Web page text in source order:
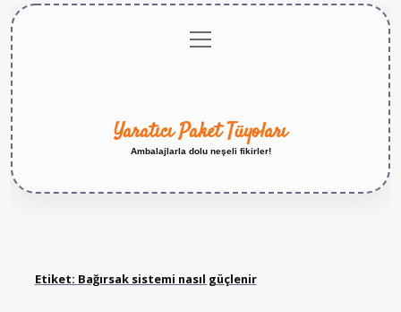
menüyü
aç
Yaratıcı Paket Tüyoları
Ambalajlarla dolu neşeli fikirler!
Etiket: Bağırsak sistemi nasıl güçlenir